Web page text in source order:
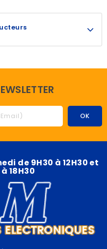
de 9H30 à 12H30 et
18H30